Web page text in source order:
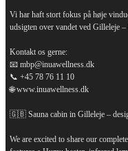
Vi har haft stort fokus på høje
udsigten over vandet ved Gilleleje
Kontakt os gerne:
📧 mbp@inuawellness.dk
📞 +45 78 76 11 10
🌐 www.inuawellness.dk
🇬🇧 Sauna cabin in Gilleleje –
We are excited to share our